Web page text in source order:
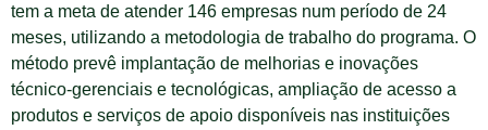
tem a meta de atender 146 empresas num período de 24
meses, utilizando a metodologia de trabalho do programa. O
método prevê implantação de melhorias e inovações
técnico-gerenciais e tecnológicas, ampliação de acesso a
produtos e serviços de apoio disponíveis nas instituições